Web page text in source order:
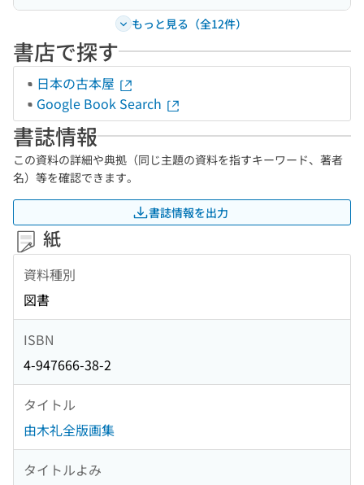
もっと見る（全12件）
書店で探す
日本の古本屋
Google Book Search
書誌情報
この資料の詳細や典拠（同じ主題の資料を指すキーワード、著者
名）等を確認できます。
書誌情報を出力
紙
資料種別
図書
ISBN
4-947666-38-2
タイトル
由木礼全版画集
タイトルよみ